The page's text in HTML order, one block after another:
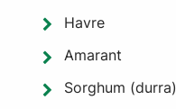
Havre
Amarant
Sorghum (durra)